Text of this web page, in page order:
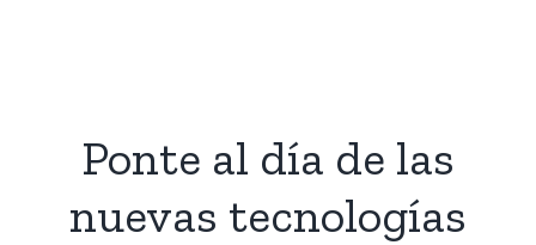
Ponte al día de las
nuevas tecnologías